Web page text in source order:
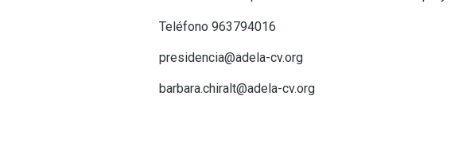
Teléfono 963794016
presidencia@adela-cv.org
barbara.chiralt@adela-cv.org